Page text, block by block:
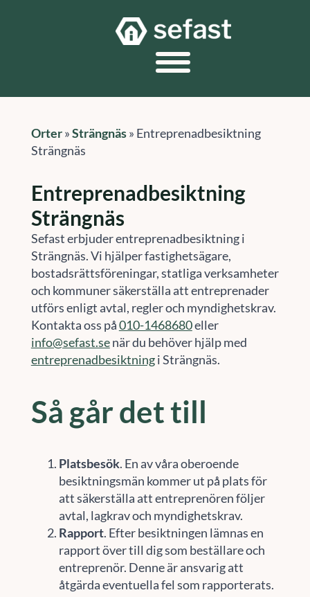
Orter»Strängnäs» Entreprenadbesiktning
Strängnäs
Entreprenadbesiktning
Strängnäs
Sefast erbjuder entreprenadbesiktning i
Strängnäs. Vi hjälper fastighetsägare,
bostadsrättsföreningar, statliga verksamheter
och kommuner säkerställa att entreprenader
utförs enligt avtal, regler och myndighetskrav.
Kontakta oss på010-1468680eller
info@sefast.senär du behöver hjälp med
entreprenadbesiktningi Strängnäs.
Så går det till
Platsbesök. En av våra oberoende
besiktningsmän kommer ut på plats för
att säkerställa att entreprenören följer
avtal, lagkrav och myndighetskrav.
Rapport. Efter besiktningen lämnas en
rapport över till dig som beställare och
entreprenör. Denne är ansvarig att
åtgärda eventuella fel som rapporterats.